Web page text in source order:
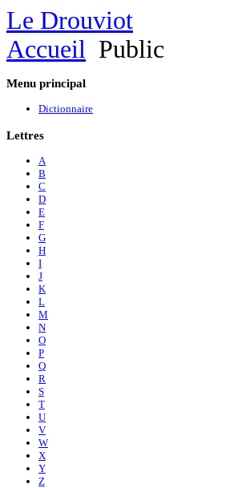
Le Drouviot
Accueil Public
Menu principal
Dictionnaire
Lettres
A
B
C
D
E
F
G
H
I
J
K
L
M
N
O
P
Q
R
S
T
U
V
W
X
Y
Z